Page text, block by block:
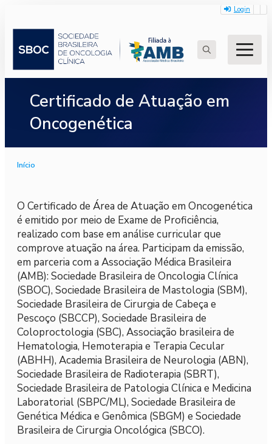
Login
for:
Certificado de Atuação em
Oncogenética
Início
O Certificado de Área de Atuação em Oncogenética
é emitido por meio de Exame de Proficiência,
realizado com base em análise curricular que
comprove atuação na área. Participam da emissão,
em parceria com a Associação Médica Brasileira
(AMB): Sociedade Brasileira de Oncologia Clínica
(SBOC), Sociedade Brasileira de Mastologia (SBM),
Sociedade Brasileira de Cirurgia de Cabeça e
Pescoço (SBCCP), Sociedade Brasileira de
Coloproctologia (SBC), Associação brasileira de
Hematologia, Hemoterapia e Terapia Cecular
(ABHH), Academia Brasileira de Neurologia (ABN),
Sociedade Brasileira de Radioterapia (SBRT),
Sociedade Brasileira de Patologia Clínica e Medicina
Laboratorial (SBPC/ML), Sociedade Brasileira de
Genética Médica e Genômica (SBGM) e Sociedade
Brasileira de Cirurgia Oncológica (SBCO).